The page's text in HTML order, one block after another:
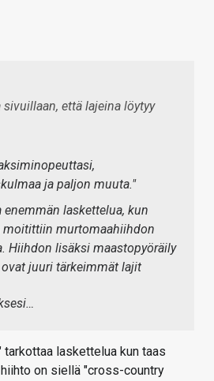
että lajeina löytyy
ja paljon muuta."
enemmän laskettelua, kun
moitittiin murtomaahiihdon
Hiihdon lisäksi maastopyöräily
juuri tärkeimmät lajit
laskettelua kun taas
on siellä "cross-country